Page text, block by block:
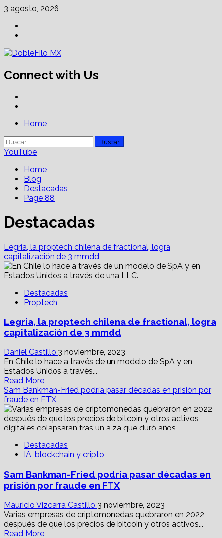
Skip
content
3 agosto, 2026
Connect with Us
PrimaryHome
Buscar:
YouTube
Home
Blog
Destacadas
Page 88
Destacadas
Legria, la proptech chilena de fractional, logra
capitalización de 3 mmdd
Destacadas
Proptech
Legria, la proptech chilena de fractional, logra
capitalización de 3 mmdd
Daniel Castillo 3 noviembre, 2023
En Chile lo hace a través de un modelo de SpA y en
Estados Unidos a través...
Read MoreRead
more
about
Legria,
la
proptech
de
fractional,
capitalización
de
mmdd
Sam Bankman-Fried podría pasar décadas en prisión por
fraude en FTX
Destacadas
IA, blockchain y cripto
Sam Bankman-Fried podría pasar décadas en
prisión por fraude en FTX
Mauricio Vizcarra Castillo 3 noviembre, 2023
Varias empresas de criptomonedas quebraron en 2022
después de que los precios de bitcoin y otros activos...
Read MoreRead